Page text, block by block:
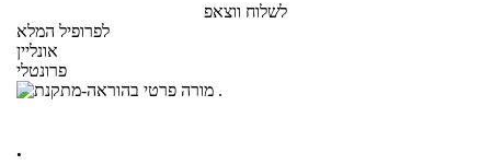
לשלוח ווצאפ
לפרופיל המלא
אונליין
פרונטלי
.